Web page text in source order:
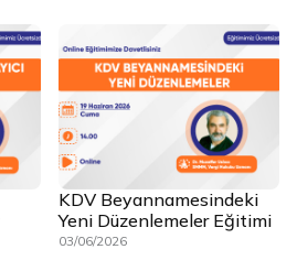
KDV Beyannamesindeki
Yeni Düzenlemeler Eğitimi
03/06/2026